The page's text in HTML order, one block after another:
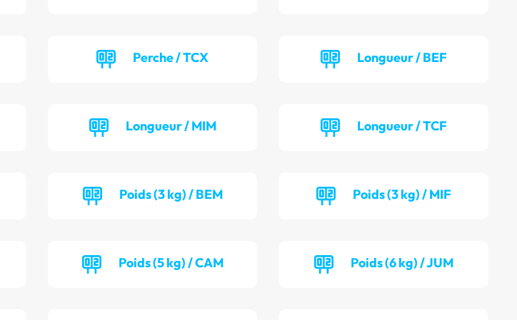
Perche / TCX Longueur / BEF
Longueur / MIM Longueur / TCF
Poids (3 kg) / BEM Poids (3 kg) / MIF
Poids (5 kg) / CAM Poids (6 kg) / JUM